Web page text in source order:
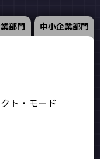
部門 中小企業部門
ト・モード